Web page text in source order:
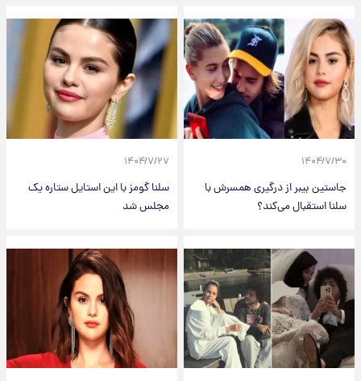
۱۴۰۴/۷/۳۰
جاستین بیبر از درگیری همسرش با
سلنا استقبال می‌کند؟
۱۴۰۴/۷/۲۷
سلنا گومز با این استایل ستاره یک
مجلس شد